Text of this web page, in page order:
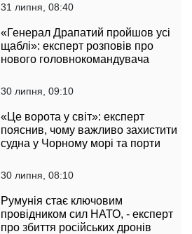
31 липня, 08:40
«Генерал Драпатий пройшов усі
щаблі»: експерт розповів про
нового головнокомандувача
30 липня, 09:10
«Це ворота у світ»: експерт
пояснив, чому важливо захистити
судна у Чорному морі та порти
30 липня, 08:10
Румунія стає ключовим
провідником сил НАТО, - експерт
про збиття російських дронів